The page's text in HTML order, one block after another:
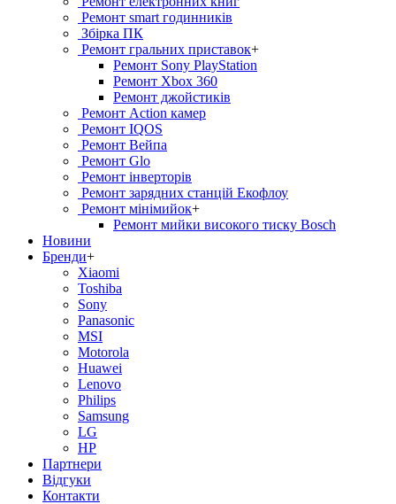
Ремонт smart годинників
Збірка ПК
Ремонт гральних приставок+
Ремонт Sony PlayStation
Ремонт Xbox 360
Ремонт джойстиків
Ремонт Action камер
Ремонт IQOS
Ремонт Вейпа
Ремонт Glo
Ремонт інверторів
Ремонт зарядних станцій Екофлоу
Ремонт мiнiмийок+
Ремонт мийки високого тиску Bosch
Новини
Бренди+
Xiaomi
Toshiba
Sony
Panasonic
MSI
Motorola
Huawei
Lenovo
Philips
Samsung
LG
HP
Партнери
Вiдгуки
Контакти